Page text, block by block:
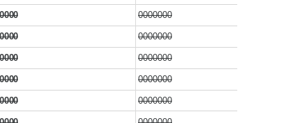
0000000
0000000
0000000
0000000
0000000